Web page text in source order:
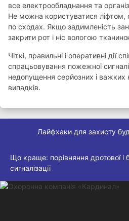
все електрообладнання та
Не можна користуватися ліфтом,
по сходах. Якщо задимленість
закрити рот і ніс вологою
Чіткі, правильні і оперативні дії
спрацьовування пожежної
недопущення серйозних і важких
випадків.
Лайфхаки для захисту
Що краще: порівняння дротової і
сигналізації